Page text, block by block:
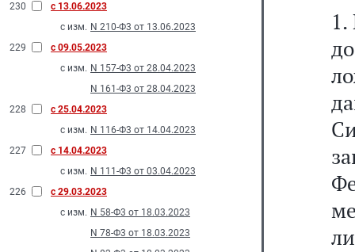
230
с 13.06.2023
с изм. N 210-Ф3 от 13.06.2023
229
с 09.05.2023
с изм. N 157-Ф3 от 28.04.2023
N 161-Ф3 от 28.04.2023
228
с 25.04.2023
с изм. N 116-Ф3 от 14.04.2023
227
с 14.04.2023
с изм. N 111-Ф3 от 03.04.2023
226
с 29.03.2023
с изм. N 58-Ф3 от 18.03.2023
N 78-Ф3 от 18.03.2023